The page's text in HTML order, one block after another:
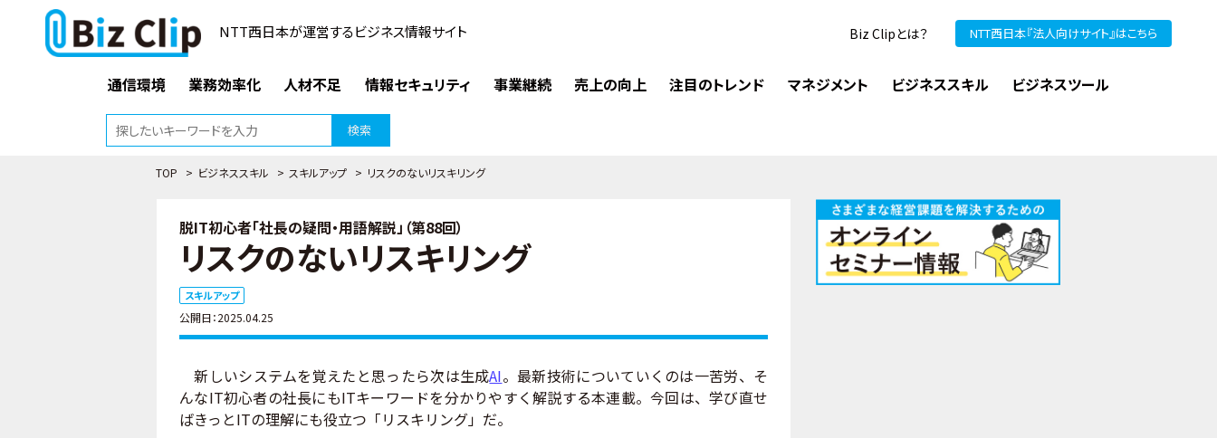
NTT西日本が運営するビジネス情報サイト Biz Clipとは？ NTT西日本『法人向けサイト』はこちら
通信環境 業務効率化 人材不足 情報セキュリティ 事業継続 売上の向上 注目のトレンド マネジメント ビジネススキル ビジネスツール
検索
TOP > ビジネススキル > スキルアップ > リスクのないリスキリング
脱IT初心者「社長の疑問・用語解説」（第88回）
リスクのないリスキリング
スキルアップ
公開日：2025.04.25
新しいシステムを覚えたと思ったら次は生成AI。最新技術についていくのは一苦労、そ
んなIT初心者の社長にもITキーワードを分かりやすく解説する本連載。今回は、学び直せ
ばきっとITの理解にも役立つ「リスキリング」だ。